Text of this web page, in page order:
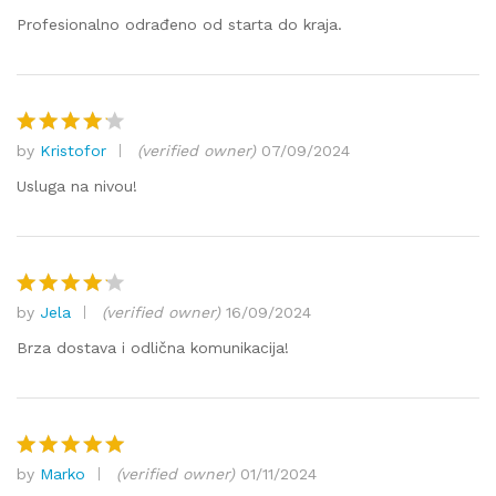
5od 5
Profesionalno odrađeno od starta do kraja.
Ocjenjen
o4od 5
by Kristofor (verified owner) 07/09/2024
Usluga na nivou!
Ocjenjen
o4od 5
by Jela (verified owner) 16/09/2024
Brza dostava i odlična komunikacija!
Ocjenjeno
by Marko (verified owner) 01/11/2024